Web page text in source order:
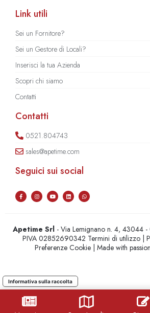
Link utili
Sei un Fornitore?
Sei un Gestore di Locali?
Inserisci la tua Azienda
Scopri chi siamo
Contatti
Contatti
0521.804743
sales@apetime.com
Seguici sui social
Apetime Srl - Via Lemignano n. 4, 43044
PIVA 02852690342 Termini di utilizzo|
Preferenze Cookie | Made with
Informativa sulla raccolta